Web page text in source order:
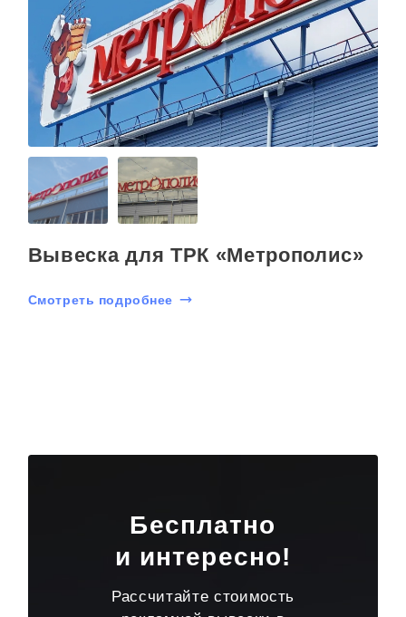
Вывеска для ТРК «Метрополис»
Смотреть подробнее
Бесплатно
и интересно!
Рассчитайте стоимость